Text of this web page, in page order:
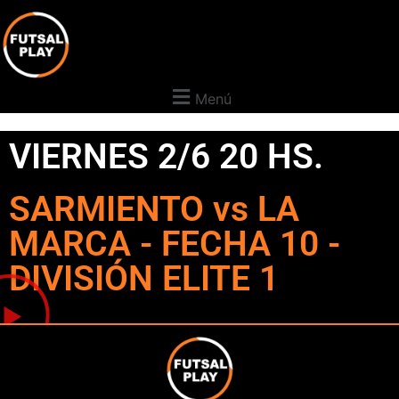
Menú
VIERNES 2/6 20 HS.
SARMIENTO vs LA
MARCA - FECHA 10 -
DIVISIÓN ELITE 1